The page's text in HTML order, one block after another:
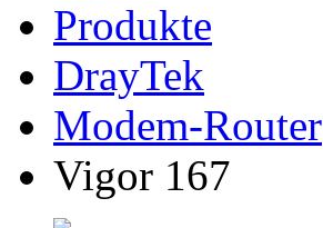
Produkte
DrayTek
Modem-Router
Vigor 167